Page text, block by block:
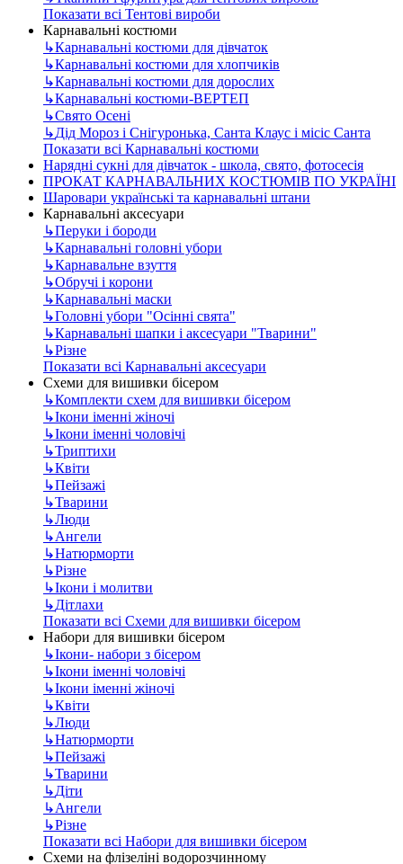
Показати всі Тентові вироби
Карнавальні костюми
↳Карнавальні костюми для дівчаток
↳Карнавальні костюми для хлопчиків
↳Карнавальні костюми для дорослих
↳Карнавальні костюми-ВЕРТЕП
↳Свято Осені
↳Дід Мороз і Снігуронька, Санта Клаус і місіс Санта
Показати всі Карнавальні костюми
Нарядні сукні для дівчаток - школа, свято, фотосесія
ПРОКАТ КАРНАВАЛЬНИХ КОСТЮМІВ ПО УКРАЇНІ
Шаровари українські та карнавальні штани
Карнавальні аксесуари
↳Перуки і бороди
↳Карнавальні головні убори
↳Карнавальне взуття
↳Обручі і корони
↳Карнавальні маски
↳Головні убори "Осінні свята"
↳Карнавальні шапки і аксесуари "Тварини"
↳Різне
Показати всі Карнавальні аксесуари
Схеми для вишивки бісером
↳Комплекти схем для вишивки бісером
↳Ікони іменні жіночі
↳Ікони іменні чоловічі
↳Триптихи
↳Квіти
↳Пейзажі
↳Тварини
↳Люди
↳Ангели
↳Натюрморти
↳Різне
↳Ікони і молитви
↳Дітлахи
Показати всі Схеми для вишивки бісером
Набори для вишивки бісером
↳Ікони- набори з бісером
↳Ікони іменні чоловічі
↳Ікони іменні жіночі
↳Квіти
↳Люди
↳Натюрморти
↳Пейзажі
↳Тварини
↳Діти
↳Ангели
↳Різне
Показати всі Набори для вишивки бісером
Схеми на флізеліні водорозчинному